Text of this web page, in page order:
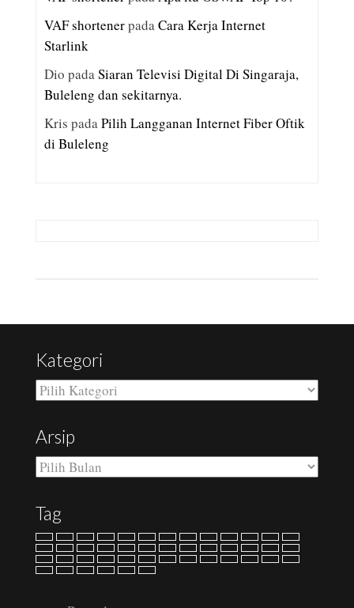
VAF shortenerpadaCara Kerja Internet
Starlink
Dio padaSiaran Televisi Digital Di Singaraja,
Buleleng dan sekitarnya.
Kris padaPilih Langganan Internet Fiber Oftik
di Buleleng
Kategori
Kategori
Arsip
Arsip
Tag